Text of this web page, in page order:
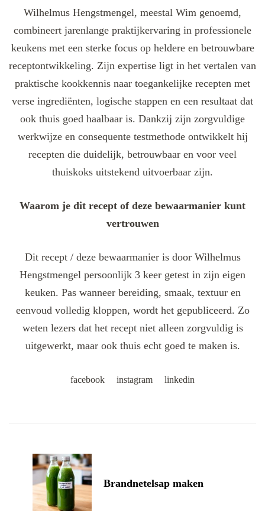
Wilhelmus Hengstmengel, meestal Wim genoemd,
combineert jarenlange praktijkervaring in professionele
keukens met een sterke focus op heldere en betrouwbare
receptontwikkeling. Zijn expertise ligt in het vertalen van
praktische kookkennis naar toegankelijke recepten met
verse ingrediënten, logische stappen en een resultaat dat
ook thuis goed haalbaar is. Dankzij zijn zorgvuldige
werkwijze en consequente testmethode ontwikkelt hij
recepten die duidelijk, betrouwbaar en voor veel
thuiskoks uitstekend uitvoerbaar zijn.
Waarom je dit recept of deze bewaarmanier kunt
vertrouwen
Dit recept / deze bewaarmanier is door Wilhelmus
Hengstmengel persoonlijk 3 keer getest in zijn eigen
keuken. Pas wanneer bereiding, smaak, textuur en
eenvoud volledig kloppen, wordt het gepubliceerd. Zo
weten lezers dat het recept niet alleen zorgvuldig is
uitgewerkt, maar ook thuis echt goed te maken is.
facebook instagram linkedin
Navigation
Brandnetelsap maken